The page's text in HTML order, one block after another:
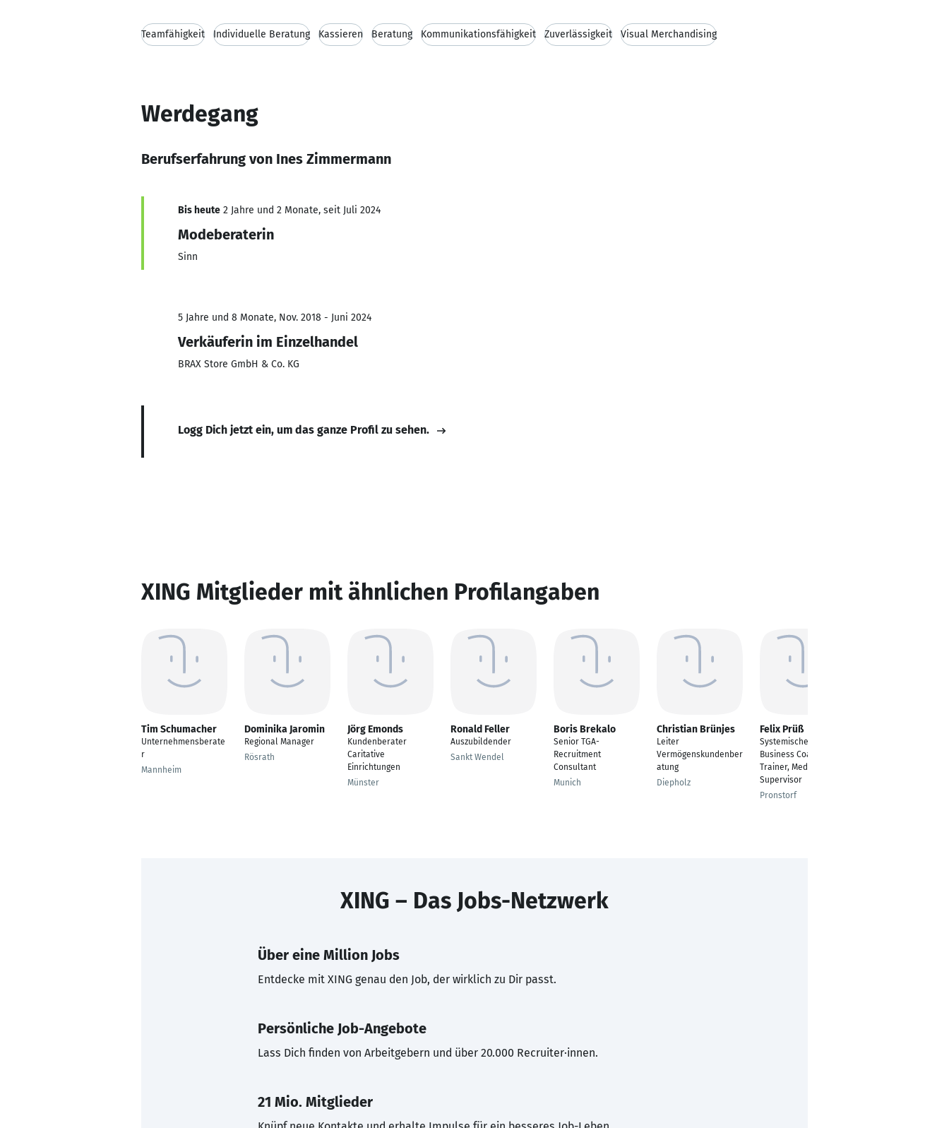
Teamfähigkeit Individuelle Beratung Kassieren Beratung Kommunikationsfähigkeit Zuverlässigkeit Visual Merchandising
Werdegang
Berufserfahrung von Ines Zimmermann
Bis heute 2 Jahre und 2 Monate, seit Juli 2024
Modeberaterin
Sinn
5 Jahre und 8 Monate, Nov. 2018 - Juni 2024
Verkäuferin im Einzelhandel
BRAX Store GmbH & Co. KG
Logg Dich jetzt ein, um das ganze Profil zu sehen.
XING Mitglieder mit ähnlichen Profilangaben
Tim Schumacher
Unternehmensberate
r
Mannheim
Dominika Jaromin
Regional Manager
Rösrath
Jörg Emonds
Kundenberater
Caritative
Einrichtungen
Münster
Ronald Feller
Auszubildender
Sankt Wendel
Boris Brekalo
Senior TGA-
Recruitment
Consultant
Munich
Christian Brünjes
Leiter
Vermögenskundenber
atung
Diepholz
Felix Prüß
Systemischer
Business Coach &
Trainer, Mediator,
Supervisor
Pronstorf
XING – Das Jobs-Netzwerk
Über eine Million Jobs
Entdecke mit XING genau den Job, der wirklich zu Dir passt.
Persönliche Job-Angebote
Lass Dich finden von Arbeitgebern und über 20.000 Recruiter·innen.
21 Mio. Mitglieder